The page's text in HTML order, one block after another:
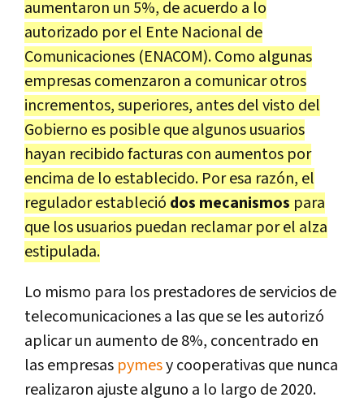
aumentaron un 5%, de acuerdo a lo
autorizado por el Ente Nacional de
Comunicaciones (ENACOM). Como algunas
empresas comenzaron a comunicar otros
incrementos, superiores, antes del visto del
Gobierno es posible que algunos usuarios
hayan recibido facturas con aumentos por
encima de lo establecido. Por esa razón, el
regulador estableció dos mecanismos para
que los usuarios puedan reclamar por el alza
estipulada.
Lo mismo para los prestadores de servicios de
telecomunicaciones a las que se les autorizó
aplicar un aumento de 8%, concentrado en
las empresas pymesy cooperativas que nunca
realizaron ajuste alguno a lo largo de 2020.